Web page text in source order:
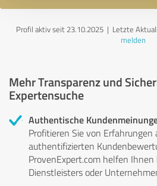
Profil aktiv seit 23.10.2025 | Letzte
melden
Mehr Transparenz und
Expertensuche
Authentische
Profitieren Sie von Erfahrungen
authentifizierten
ProvenExpert.com helfen
Dienstleisters oder